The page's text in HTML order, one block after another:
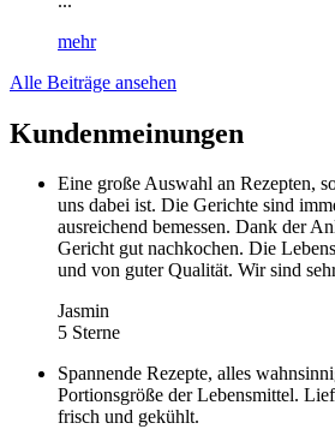
mehr
Alle Beiträge ansehen
Kundenmeinungen
Eine große Auswahl an Rezepten,
uns dabei ist. Die Gerichte sind
ausreichend bemessen. Dank der
Gericht gut nachkochen. Die
und von guter Qualität. Wir sind
Jasmin
5 Sterne
Spannende Rezepte, alles
Portionsgröße der Lebensmittel.
frisch und gekühlt.